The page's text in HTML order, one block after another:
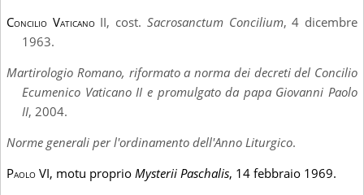
Concilio VaticanoII, cost. Sacrosanctum Concilium, 4 dicembre
1963.
Martirologio Romano, riformato a norma dei decreti del Concilio
Ecumenico Vaticano II e promulgato da papa Giovanni Paolo
II, 2004.
Norme generali per l'ordinamento dell'Anno Liturgico.
PaoloVI, motu proprioMysterii Paschalis, 14 febbraio 1969.